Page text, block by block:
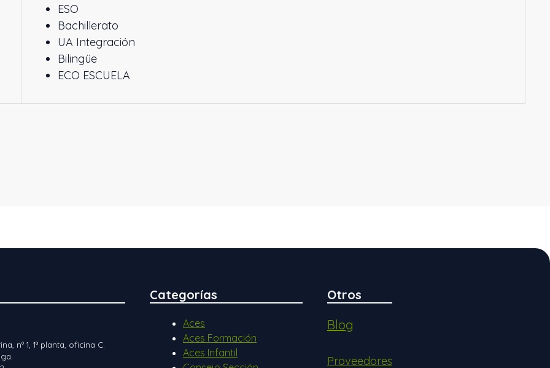
ESO
Bachillerato
UA Integración
Bilingüe
ECO ESCUELA
nº 1, 1ª planta, oficina C.
Categorías
Aces
Aces Formación
Aces Infantil
Otros
Blog
Proveedores